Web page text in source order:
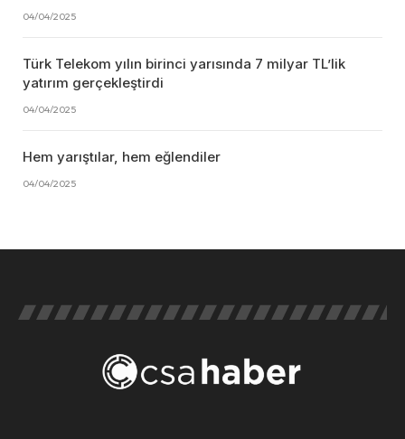
04/04/2025
Türk Telekom yılın birinci yarısında 7 milyar TL’lik
yatırım gerçekleştirdi
04/04/2025
Hem yarıştılar, hem eğlendiler
04/04/2025